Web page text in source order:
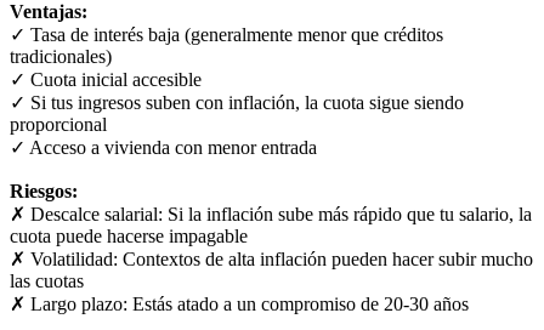
Ventajas:
✓ Tasa de interés baja (generalmente menor que créditos
tradicionales)
✓ Cuota inicial accesible
✓ Si tus ingresos suben con inflación, la cuota sigue siendo
proporcional
✓ Acceso a vivienda con menor entrada
Riesgos:
✗ Descalce salarial: Si la inflación sube más rápido que tu salario, la
cuota puede hacerse impagable
✗ Volatilidad: Contextos de alta inflación pueden hacer subir mucho
las cuotas
✗ Largo plazo: Estás atado a un compromiso de 20-30 años